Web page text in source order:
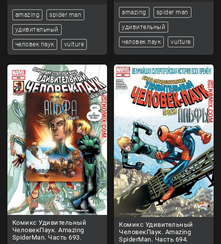
amazing spider man
удивительный
человек паук vulture
amazing spider man
удивительный
человек паук vulture
Комикс Удивительный
ЧеловекПаук. Amazing
SpiderMan. Часть 693.
Комикс Удивительный
ЧеловекПаук. Amazing
SpiderMan. Часть 694.